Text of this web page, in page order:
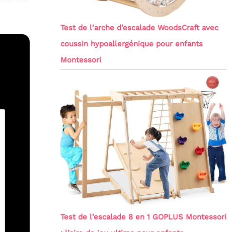
Test de l’arche d’escalade WoodsCraft avec
coussin hypoallergénique pour enfants
Montessori
Test de l’escalade 8 en 1 GOPLUS Montessori